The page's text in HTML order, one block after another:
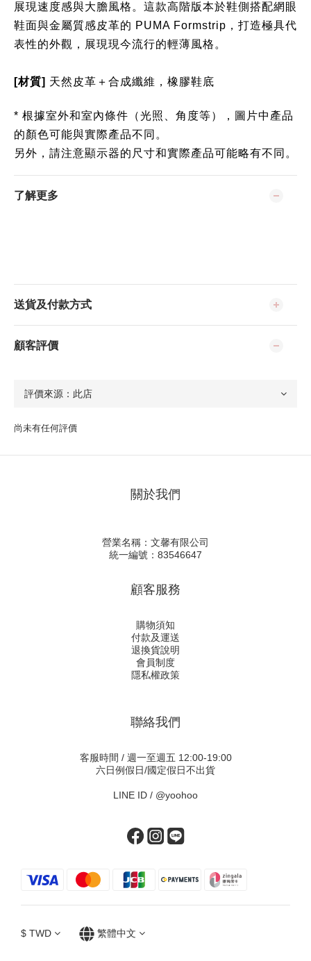
展現速度感與大膽風格。這款高階版本於鞋側搭配網眼
鞋面與金屬質感皮革的 PUMA Formstrip，打造極具代
表性的外觀，展現現今流行的輕薄風格。
[材質] 天然皮革＋合成纖維，橡膠鞋底
* 根據室外和室內條件（光照、角度等），圖片中產品
的顏色可能與實際產品不同。
另外，請注意顯示器的尺寸和實際產品可能略有不同。
了解更多
送貨及付款方式
顧客評價
尚未有任何評價
關於我們
營業名稱：文馨有限公司
統一編號：83546647
顧客服務
購物須知
付款及運送
退換貨說明
會員制度
隱私權政策
聯絡我們
客服時間 / 週一至週五 12:00-19:00
六日例假日/國定假日不出貨
LINE ID / @yoohoo
$ TWD 繁體中文